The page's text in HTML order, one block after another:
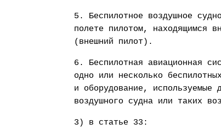
5. Беспилотное воздушное
полете пилотом, находящимся
(внешний пилот).
6. Беспилотная авиационная
одно или несколько
и оборудование, используемые
воздушного судна или таких
3) в статье 33: